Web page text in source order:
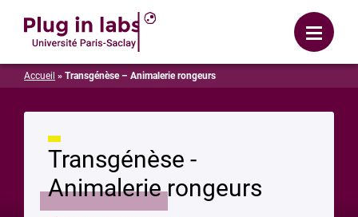
Menu
Accueil » Transgénèse – Animalerie rongeurs
Transgénèse -
Animalerie rongeurs